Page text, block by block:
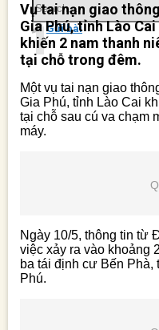
Gửi bài
Vụ tai nạn giao
Gia Phú, tỉnh Lào
khiến 2 nam thanh
tại chỗ trong đêm.
Một vụ tai nạn giao
Gia Phú, tỉnh Lào Cai
tại chỗ sau cú va chạm
máy.